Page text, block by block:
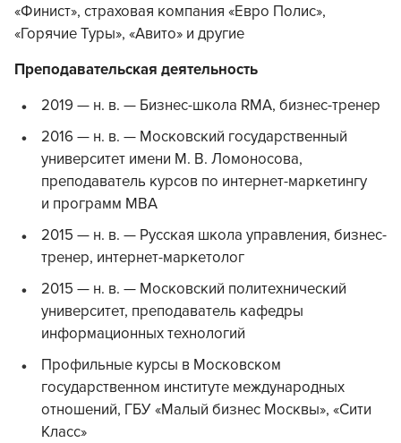
«Финист», страховая компания «Евро Полис»,
«Горячие Туры», «Авито» и другие
Преподавательская деятельность
2019 — н. в. — Бизнес-школа RMA, бизнес-тренер
2016 — н. в. — Московский государственный
университет имени М. В. Ломоносова,
преподаватель курсов по интернет-маркетингу
и программ MBA
2015 — н. в. — Русская школа управления, бизнес-
тренер, интернет-маркетолог
2015 — н. в. — Московский политехнический
университет, преподаватель кафедры
информационных технологий
Профильные курсы в Московском
государственном институте международных
отношений, ГБУ «Малый бизнес Москвы», «Сити
Класс»